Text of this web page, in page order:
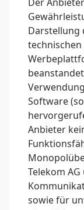
Darstellung
Software
Anbieter
Telekom
sowie für